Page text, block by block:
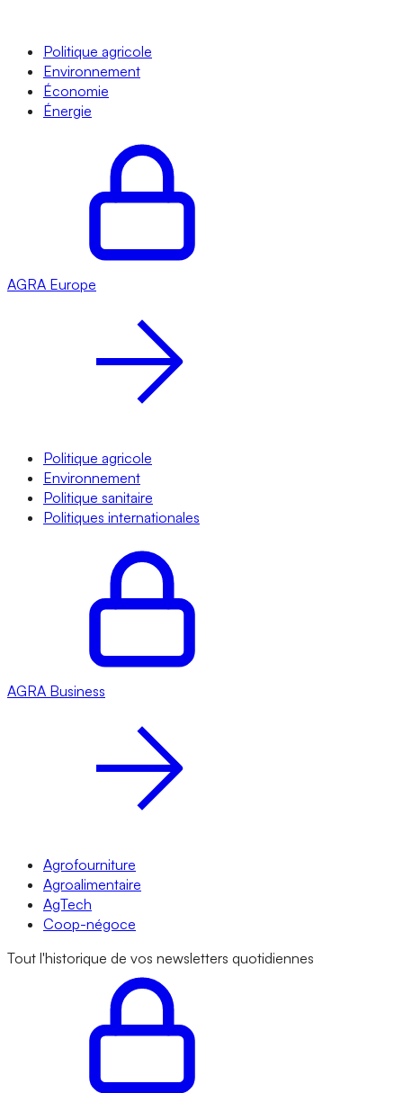
Politique agricole
Environnement
Économie
Énergie
AGRA Europe
Politique agricole
Environnement
Politique sanitaire
Politiques internationales
AGRA Business
Agrofourniture
Agroalimentaire
AgTech
Coop-négoce
Tout l'historique de vos newsletters quotidiennes